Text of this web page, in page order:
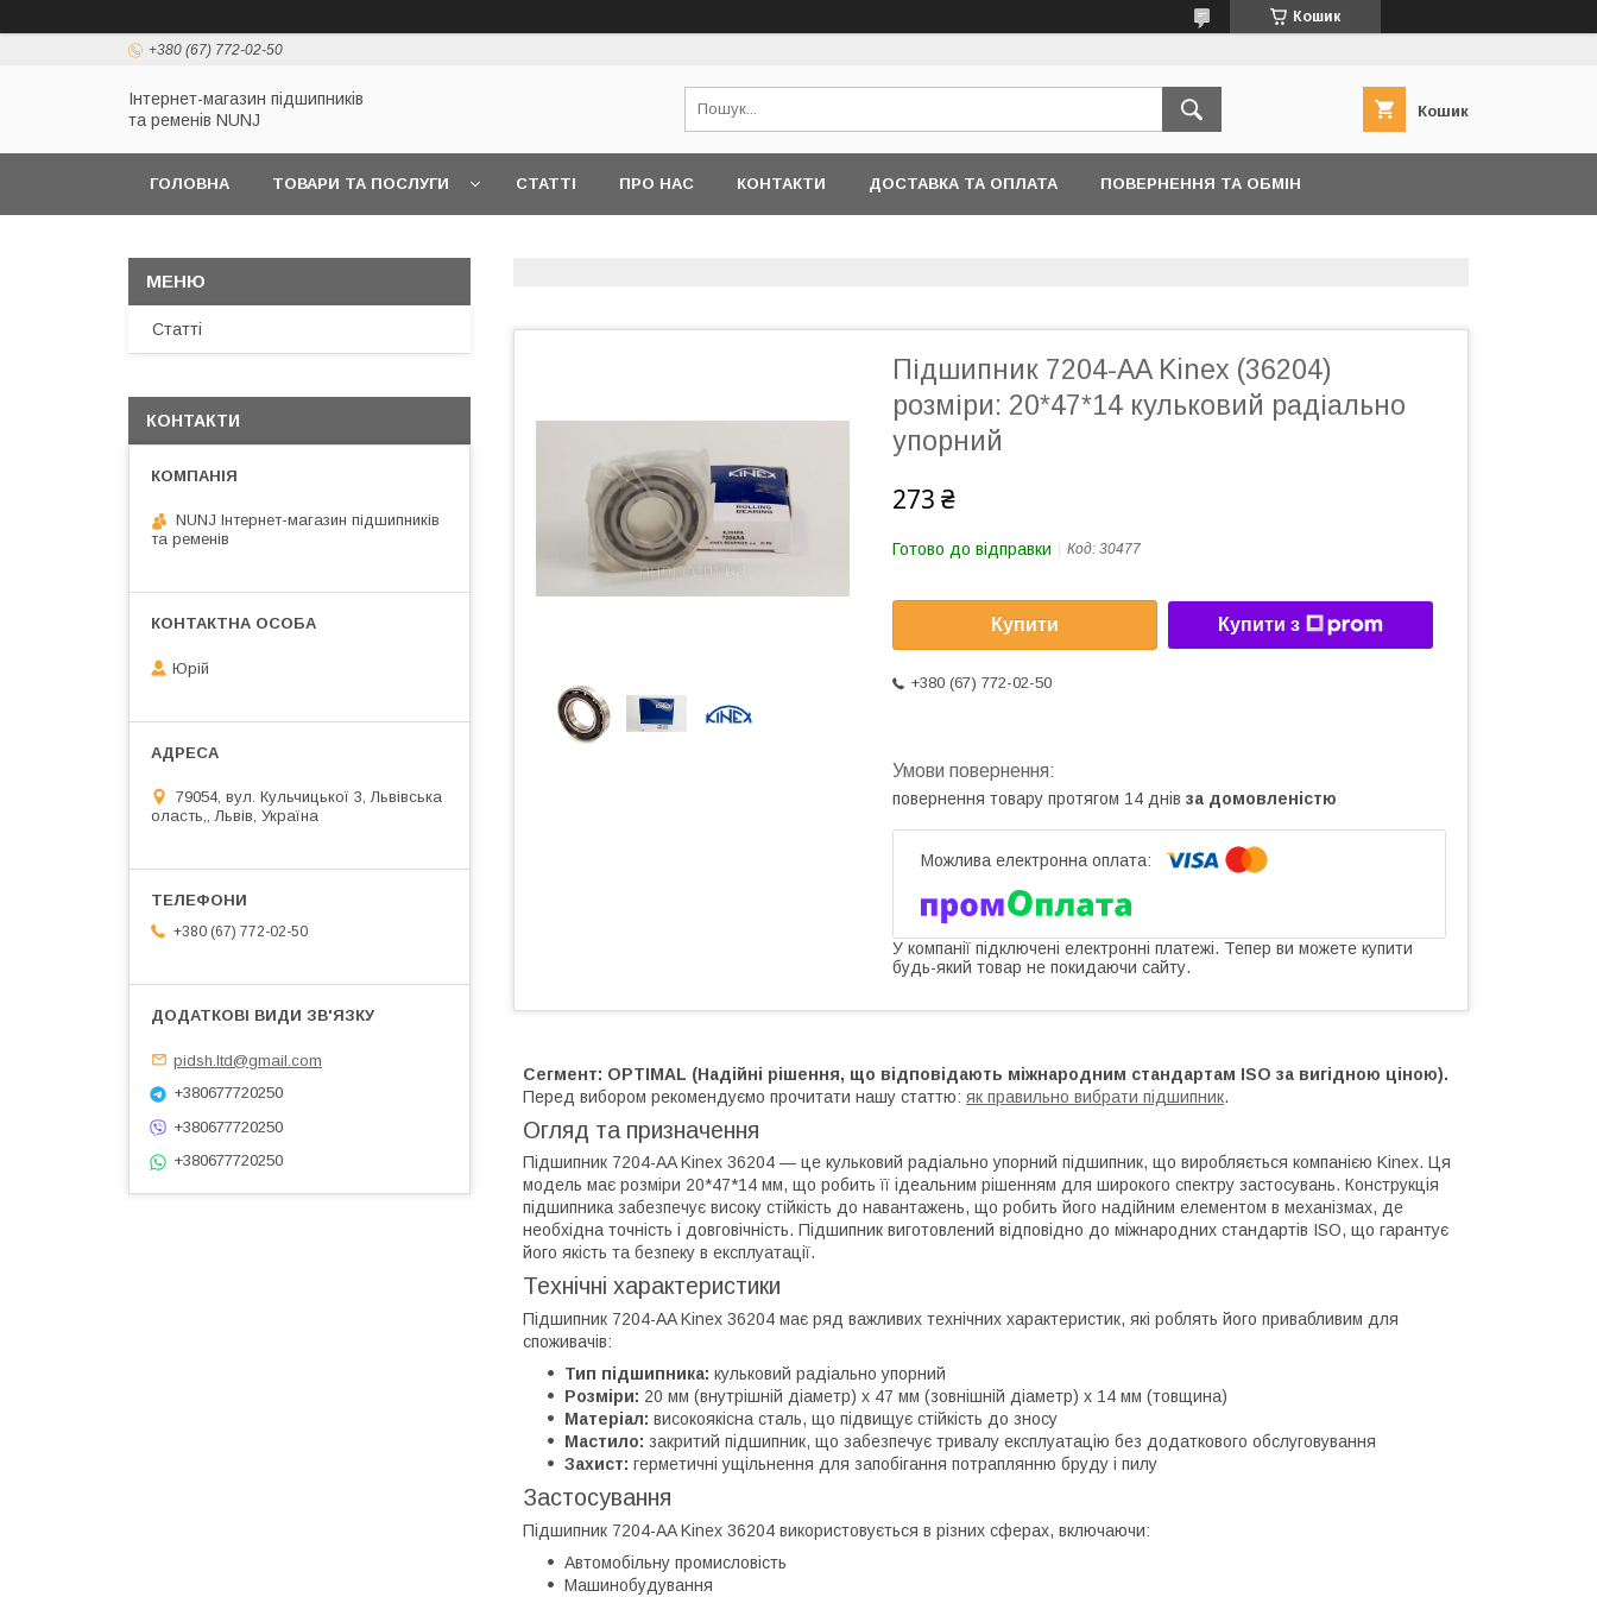
Кошик
+380 (67) 772-02-50
Інтернет-магазин підшипників
та ременів NUNJ
Кошик
ГОЛОВНА ТОВАРИ ТА ПОСЛУГИ СТАТТІ ПРО НАС КОНТАКТИ ДОСТАВКА ТА ОПЛАТА ПОВЕРНЕННЯ ТА ОБМІН
Підшипник 7204-AA Kinex (36204)
розміри: 20*47*14 кульковий радіально
упорний
273 ₴
Готово до відправки Код: 30477
Купити Купити з
+380 (67) 772-02-50
повернення товару протягом 14 днів за домовленістю
У компанії підключені електронні платежі. Тепер ви можете купити
будь-який товар не покидаючи сайту.
Сегмент: OPTIMAL (Надійні рішення, що відповідають міжнародним стандартам ISO за вигідною ціною).
Перед вибором рекомендуємо прочитати нашу статтю: як правильно вибрати підшипник.
Огляд та призначення
Підшипник 7204-AA Kinex 36204 — це кульковий радіально упорний підшипник, що виробляється компанією Kinex. Ця
модель має розміри 20*47*14 мм, що робить її ідеальним рішенням для широкого спектру застосувань. Конструкція
підшипника забезпечує високу стійкість до навантажень, що робить його надійним елементом в механізмах, де
необхідна точність і довговічність. Підшипник виготовлений відповідно до міжнародних стандартів ISO, що гарантує
його якість та безпеку в експлуатації.
Технічні характеристики
Підшипник 7204-AA Kinex 36204 має ряд важливих технічних характеристик, які роблять його привабливим для
споживачів:
Тип підшипника: кульковий радіально упорний
Розміри: 20 мм (внутрішній діаметр) x 47 мм (зовнішній діаметр) x 14 мм (товщина)
Матеріал: високоякісна сталь, що підвищує стійкість до зносу
Мастило: закритий підшипник, що забезпечує тривалу експлуатацію без додаткового обслуговування
Захист: герметичні ущільнення для запобігання потраплянню бруду і пилу
Застосування
Підшипник 7204-AA Kinex 36204 використовується в різних сферах, включаючи:
Автомобільну промисловість
Машинобудування
Статті
КОНТАКТИ
NUNJ Інтернет-магазин підшипників
та ременів
Юрій
79054, вул. Кульчицької 3, Львівська
оласть,, Львів, Україна
+380 (67) 772-02-50
pidsh.ltd@gmail.com
+380677720250
+380677720250
+380677720250